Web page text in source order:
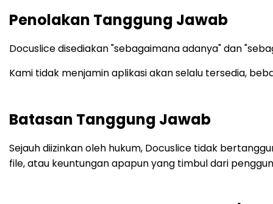
Penolakan Tanggung Jawab
Docuslice disediakan "sebagaimana adanya" dan
Kami tidak menjamin aplikasi akan selalu tersedia,
Batasan Tanggung Jawab
Sejauh diizinkan oleh hukum, Docuslice tidak
file, atau keuntungan apapun yang timbul dari